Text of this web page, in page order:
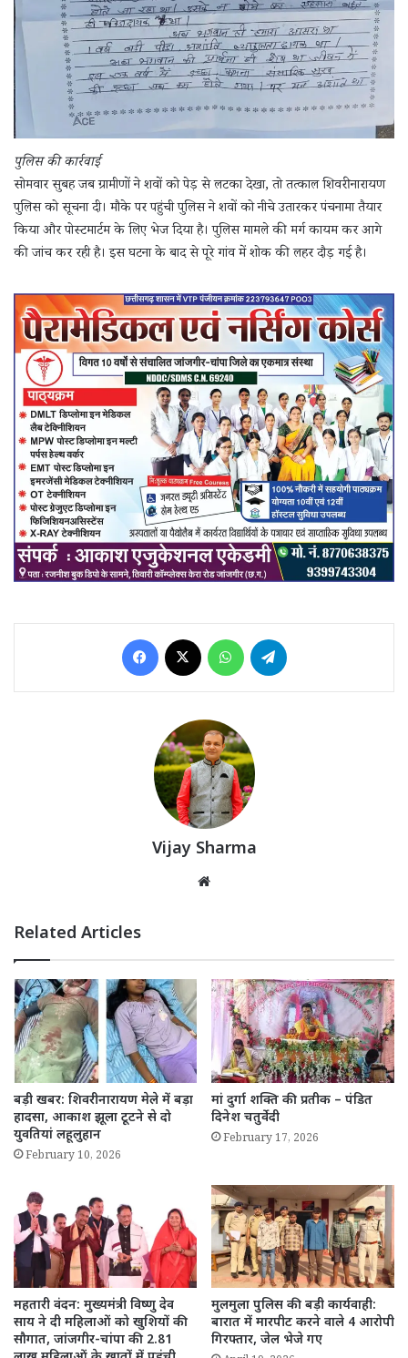
​पुलिस की कार्रवाई
​सोमवार सुबह जब ग्रामीणों ने शवों को पेड़ से लटका देखा, तो तत्काल शिवरीनारायण
पुलिस को सूचना दी। मौके पर पहुंची पुलिस ने शवों को नीचे उतारकर पंचनामा तैयार
किया और पोस्टमार्टम के लिए भेज दिया है। पुलिस मामले की मर्ग कायम कर आगे
की जांच कर रही है। इस घटना के बाद से पूरे गांव में शोक की लहर दौड़ गई है।
Facebook WhatsApp
Vijay Sharma
Related Articles
बड़ी खबर: शिवरीनारायण मेले में बड़ा
हादसा, आकाश झूला टूटने से दो
युवतियां लहूलुहान
February 10, 2026
मां दुर्गा शक्ति की प्रतीक – पंडित
दिनेश चतुर्वेदी
February 17, 2026
महतारी वंदन: मुख्यमंत्री विष्णु देव
साय ने दी महिलाओं को खुशियों की
सौगात, जांजगीर-चांपा की 2.81
मुलमुला पुलिस की बड़ी कार्यवाही:
बारात में मारपीट करने वाले 4 आरोपी
गिरफ्तार, जेल भेजे गए